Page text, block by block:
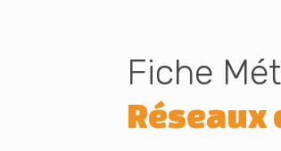
Fiche
Réseaux